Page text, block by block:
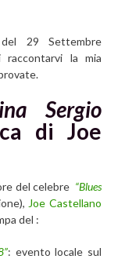
29 Settembre
la mia
Sergio
di Joe
del celebre “Blues
Joe Castellano
del :
: evento locale sul